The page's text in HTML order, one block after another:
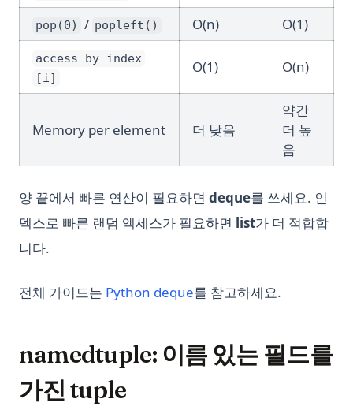
pop(0) / popleft() O(n) O(1)
access by index
[i]
O(1) O(n)
Memory per element 더 낮음
약간
더 높
음
양 끝에서 빠른 연산이 필요하면 deque를 쓰세요. 인
덱스로 빠른 랜덤 액세스가 필요하면 list가 더 적합합
니다.
전체 가이드는 Python deque를 참고하세요.
namedtuple: 이름 있는 필드를
가진 tuple